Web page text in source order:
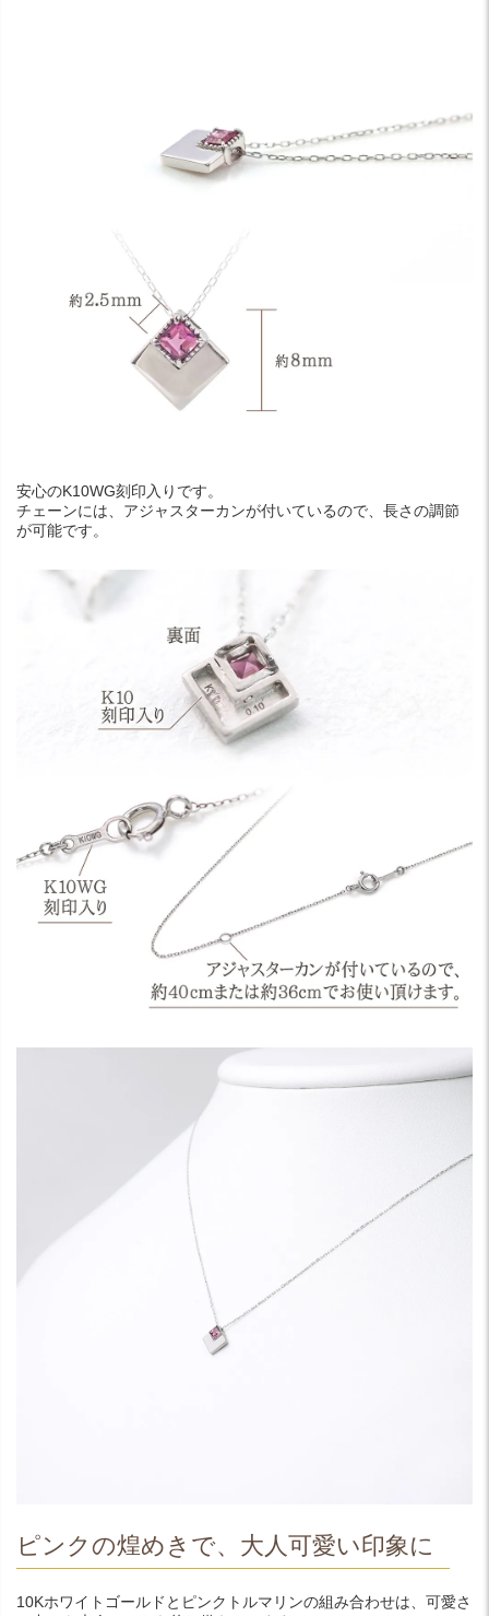
安心のK10WG刻印入りです。
チェーンには、アジャスターカンが付いているので、長さの調節
が可能です。
ピンクの煌めきで、大人可愛い印象に
10Kホワイトゴールドとピンクトルマリンの組み合わせは、可愛さ